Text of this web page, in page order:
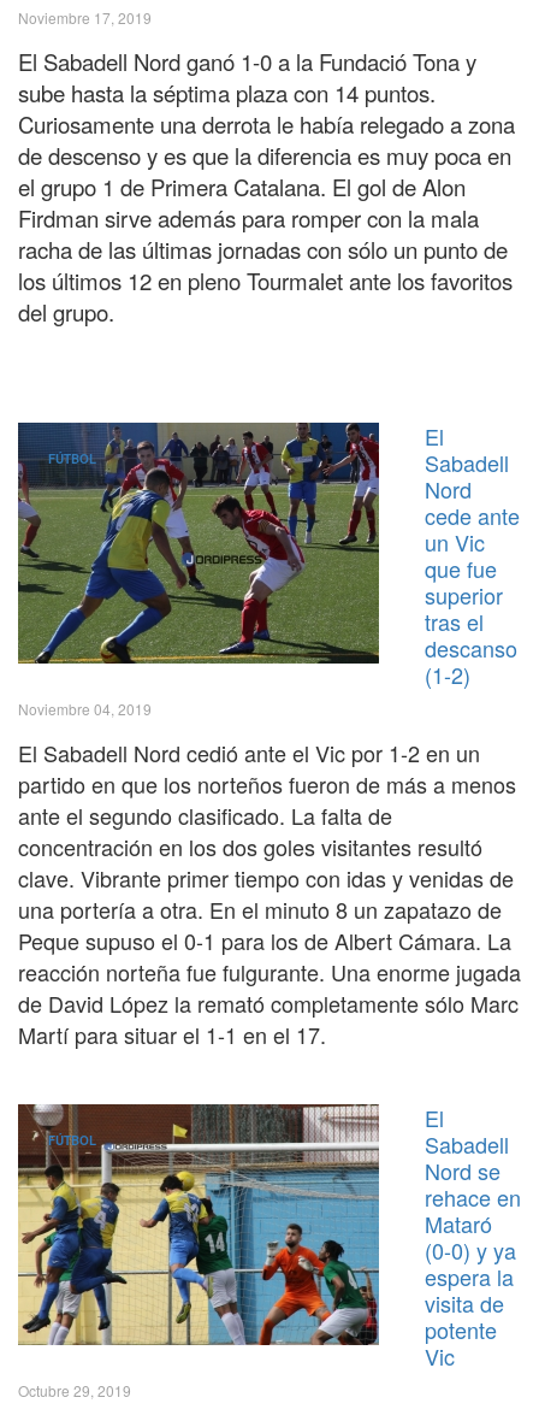
Noviembre 17, 2019
El Sabadell Nord ganó 1-0 a la Fundació Tona y
sube hasta la séptima plaza con 14 puntos.
Curiosamente una derrota le había relegado a zona
de descenso y es que la diferencia es muy poca en
el grupo 1 de Primera Catalana. El gol de Alon
Firdman sirve además para romper con la mala
racha de las últimas jornadas con sólo un punto de
los últimos 12 en pleno Tourmalet ante los favoritos
del grupo.
FÚTBOL
El
Sabadell
Nord
cede ante
un Vic
que fue
superior
tras el
descanso
(1-2)
Noviembre 04, 2019
El Sabadell Nord cedió ante el Vic por 1-2 en un
partido en que los norteños fueron de más a menos
ante el segundo clasificado. La falta de
concentración en los dos goles visitantes resultó
clave. Vibrante primer tiempo con idas y venidas de
una portería a otra. En el minuto 8 un zapatazo de
Peque supuso el 0-1 para los de Albert Cámara. La
reacción norteña fue fulgurante. Una enorme jugada
de David López la remató completamente sólo Marc
Martí para situar el 1-1 en el 17.
FÚTBOL
El
Sabadell
Nord se
rehace en
Mataró
(0-0) y ya
espera la
visita de
potente
Vic
Octubre 29, 2019